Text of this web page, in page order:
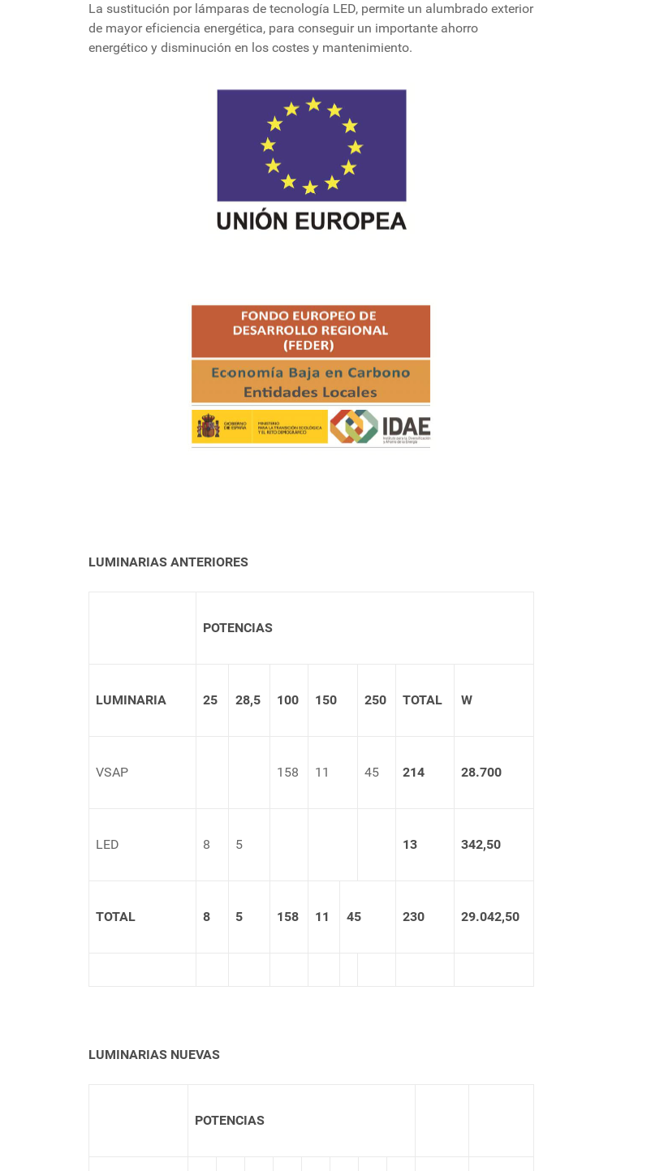
La sustitución por lámparas de tecnología LED, permite un alumbrado exterior
de mayor eficiencia energética, para conseguir un importante ahorro
energético y disminución en los costes y mantenimiento.
LUMINARIAS ANTERIORES
POTENCIAS
LUMINARIA 25 28,5 100 150 250 TOTAL W
VSAP 158 11 45 214 28.700
LED 8 5 13 342,50
TOTAL 8 5 158 11 45 230 29.042,50
LUMINARIAS NUEVAS
POTENCIAS